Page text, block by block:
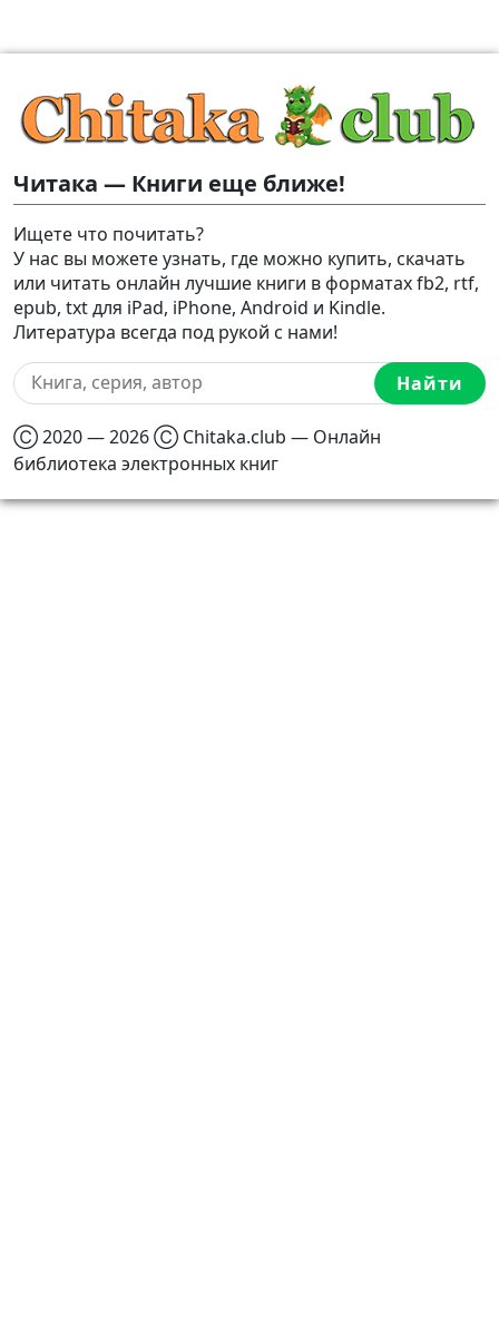
Читака — Книги еще ближе!
Ищете что почитать?
У нас вы можете узнать, где можно купить, скачать
или читать онлайн лучшие книги в форматах fb2, rtf,
epub, txt для iPad, iPhone, Android и Kindle.
Литература всегда под рукой с нами!
Найти
Ⓒ 2020 — 2026 Ⓒ Chitaka.club — Онлайн
библиотека электронных книг